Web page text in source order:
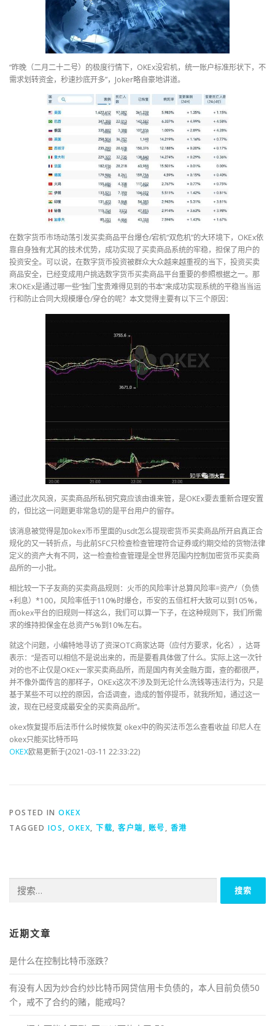
“昨晚（二月二十二号）的极度行情下，OKEx没宕机，统一账户标准形状下，不
需求划转资金，秒速抄底开多”，Joker略自豪地讲道。
在数字货币市场动荡引发买卖商品平台爆仓/宕机“双危机”的大环境下，OKEx依
靠自身独有尤其的技术优势，成功实现了买卖商品系统的牢稳，担保了用户的
投资安全。可以说，在数字货币投资被群众大众越来越重视的当下，投资买卖
商品安全，已经变成用户挑选数字货币买卖商品平台重要的参照根据之一。那
末OKEx是通过哪一些“独门宝贵难得见到的书本”来成功实现系统的平稳当当运
行和防止合同大规模爆仓/穿仓的呢？本文觉得主要有以下三个原因：
通过此次风浪，买卖商品所私钥究竟应该由谁来管，是OKEx要去重新合理安置
的，但比这一问题更非常急切的是平台用户的留存。
该消息被觉得是加okex币币里面的usdt怎么提现密货币买卖商品所开启真正合
规化的又一转折点，与此前SFC只检查检查管理符合证券或约期交给的货物法律
定义的资产大有不同，这一检查检查管理是全世界范围内控制加密货币买卖商
品所的一小批。
相比较一下子友商的买卖商品规则：火币的风险率计总算风险率=资产/（负债
+利息）*100，风险率低于110%时爆仓，币安的五倍杠杆大致可以到105%，
而okex平台的旧规则一样这么，我们可以算一下子，在这种规则下，我们所需
求的维持担保金在总资产5%到10%左右。
就这个问题，小编特地寻访了资深OTC商家达哥（应付方要求，化名），达哥
表示：“是否可以相信不是说出来的，而是要看具体做了什么。实际上这一次针
对的也不止仅是OKEx一家买卖商品所，而是国内有关金融方面，查的都很严，
并不像外面传言的那样子，OKEx这次不涉及到无论什么洗钱等违法行为，只是
基于某些不可以控的原因，合适调查，造成的暂停提币，就我所知，通过这一
波，现在已经变成最安全的买卖商品所”。
okex恢复提币后法币什么时候恢复 okex中的购买法币怎么查看收益 印尼人在
okex只能买比特币吗
OKEX欧易更新于(2021-03-11 22:33:22)
POSTED IN OKEX
TAGGED IOS, OKEX, 下载, 客户端, 账号, 香港
索：
近期文章
是什么在控制比特币涨跌？
有没有人因为炒合约炒比特币网贷信用卡负债的，本人目前负债50
个，戒不了合约的赌，能戒吗？